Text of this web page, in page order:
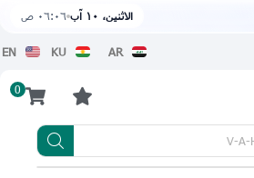
الاثنين، ١٠ آب ٠٦:٠٦ ص
AR
KU
EN
0